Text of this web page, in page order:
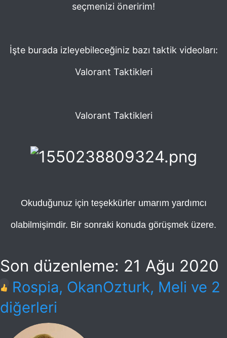
seçmenizi öneririm!
İşte burada izleyebileceğiniz bazı taktik videoları:
Valorant Taktikleri
Valorant Taktikleri
Okuduğunuz için teşekkürler umarım yardımcı
olabilmişimdir. Bir sonraki konuda görüşmek üzere.
Son düzenleme: 21 Ağu 2020
T
e
Rospia, OkanOzturk, Meli ve 2
diğerleri